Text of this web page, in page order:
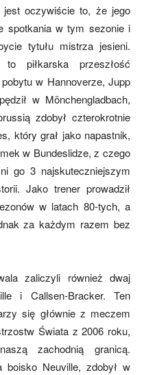
oczywiście to, że jego
spotkania w tym sezonie i
tytułu mistrza jesieni.
piłkarska przeszłość
w Hannoverze, Jupp
w Mönchengladbach,
zdobył czterokrotnie
który grał jako napastnik,
w Bundeslidze, z czego
go 3 najskuteczniejszym
Jako trener prowadził
w latach 80-tych, a
za każdym razem bez
zaliczyli również dwaj
i Callsen-Bracker. Ten
się głównie z meczem
Świata z 2006 roku,
zachodnią granicą.
Neuville, zdobył w